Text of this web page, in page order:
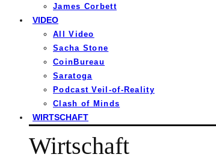
James Corbett
VIDEO
All Video
Sacha Stone
CoinBureau
Saratoga
Podcast Veil-of-Reality
Clash of Minds
WIRTSCHAFT
Wirtschaft